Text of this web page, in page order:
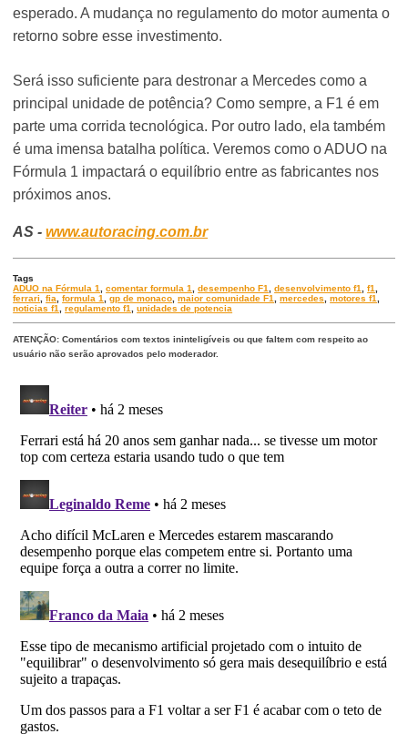
esperado. A mudança no regulamento do motor aumenta o
retorno sobre esse investimento.
Será isso suficiente para destronar a Mercedes como a
principal unidade de potência? Como sempre, a F1 é em
parte uma corrida tecnológica. Por outro lado, ela também
é uma imensa batalha política. Veremos como o ADUO na
Fórmula 1 impactará o equilíbrio entre as fabricantes nos
próximos anos.
AS -www.autoracing.com.br
Tags
ADUO na Fórmula 1,comentar formula 1,desempenho F1,desenvolvimento f1,f1,
ferrari,fia,formula 1,gp de monaco,maior comunidade F1,mercedes,motores f1,
noticias f1,regulamento f1,unidades de potencia
ATENÇÃO: Comentários com textos ininteligíveis ou que faltem com respeito ao
usuário não serão aprovados pelo moderador.